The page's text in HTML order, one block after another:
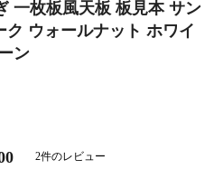
一枚板風天板 板見本 サン
ク ウォールナット ホワイ
ン
2